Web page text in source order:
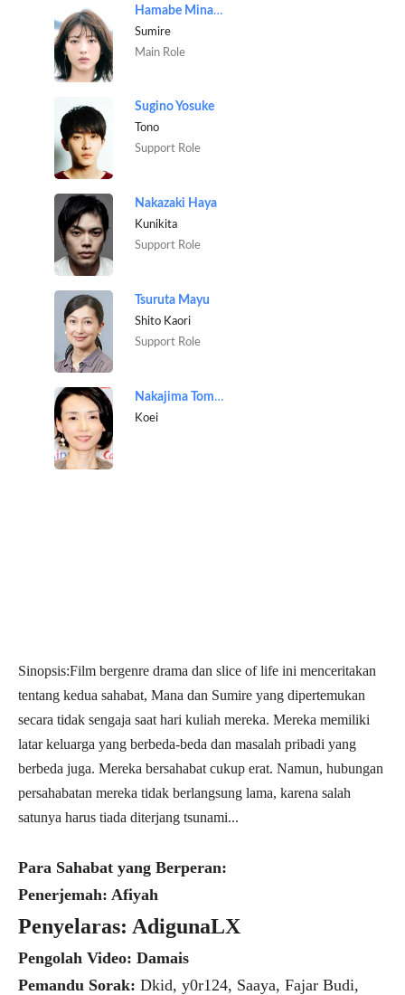
Hamabe Minami
Sumire
Main Role
Sugino Yosuke
Tono
Support Role
Nakazaki Haya
Kunikita
Support Role
Tsuruta Mayu
Shito Kaori
Support Role
Nakajima Tomoko
Koei
Sinopsis:Film bergenre drama dan slice of life ini menceritakan
tentang kedua sahabat, Mana dan Sumire yang dipertemukan
secara tidak sengaja saat hari kuliah mereka. Mereka memiliki
latar keluarga yang berbeda-beda dan masalah pribadi yang
berbeda juga. Mereka bersahabat cukup erat. Namun, hubungan
persahabatan mereka tidak berlangsung lama, karena salah
satunya harus tiada diterjang tsunami...
Para Sahabat yang Berperan:
Penerjemah: Afiyah
Penyelaras: AdigunaLX
Pengolah Video: Damais
Pemandu Sorak: Dkid, y0r124, Saaya, Fajar Budi,